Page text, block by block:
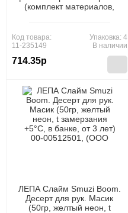
(комплект материалов,
Код товара:
11-235149
714.35р
Упаковка: 4
В наличии
ЛЕПА Слайм Smuzi Boom.
Десерт для рук. Масик
(50гр, желтый неон, t